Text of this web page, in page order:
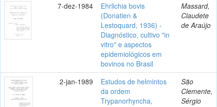
7-dez-1984
Ehrlichia bovis
(Donatien &
Lestoquard, 1936) -
Diagnóstico, cultivo "in
vitro" e aspectos
epidemiológicos em
bovinos no Brasil
Massard,
Claudete
de Araújo
2-jan-1989
Estudos de helmintos
da ordem
Trypanorhyncha,
São
Clemente,
Sérgio